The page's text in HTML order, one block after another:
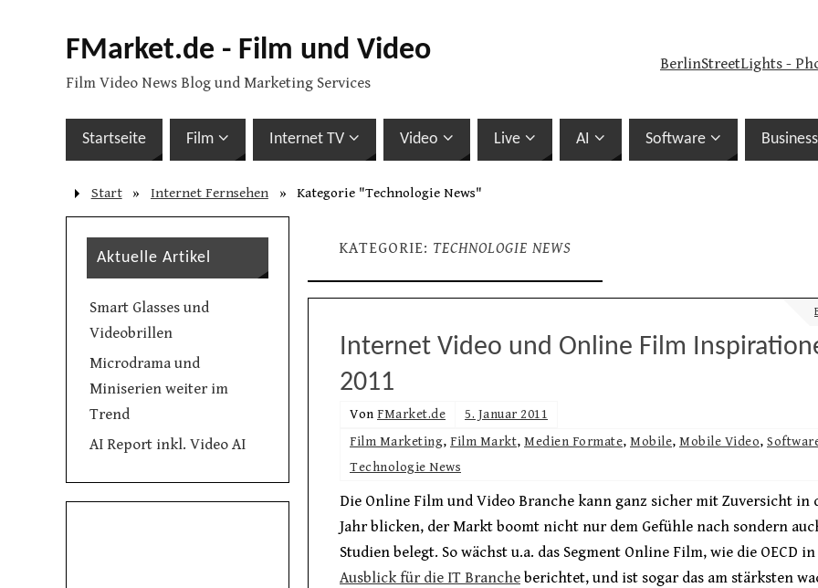
FMarket.de - Film und Video
Film Video News Blog und Marketing Services
BerlinStreetLights -
Startseite Film Internet TV Video Live AI Software Business
Start » Internet Fernsehen » Kategorie "Technologie News"
KATEGORIE: TECHNOLOGIE NEWS
Internet Video und Online Film
2011
Von FMarket.de
5. Januar 2011
Film Marketing, Film Markt, Medien Formate, Mobile, Mobile Video,
Technologie News
Die Online Film und Video Branche kann ganz sicher mit Zuversicht in
Jahr blicken, der Markt boomt nicht nur dem Gefühle nach sondern
Studien belegt. So wächst u.a. das Segment Online Film, wie die OECD
Ausblick für die IT Branche berichtet, und ist sogar das am stärksten
Aktuelle Artikel
Smart Glasses und
Videobrillen
Microdrama und
Miniserien weiter im
Trend
AI Report inkl. Video AI